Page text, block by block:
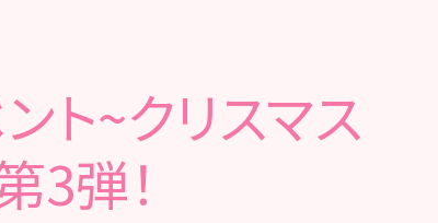
ト~クリスマス
3弾！